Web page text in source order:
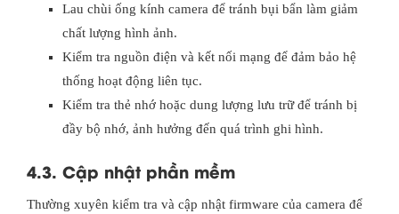
Lau chùi ống kính camera để tránh bụi bẩn làm giảm
chất lượng hình ảnh.
Kiểm tra nguồn điện và kết nối mạng để đảm bảo hệ
thống hoạt động liên tục.
Kiểm tra thẻ nhớ hoặc dung lượng lưu trữ để tránh bị
đầy bộ nhớ, ảnh hưởng đến quá trình ghi hình.
4.3. Cập nhật phần mềm
Thường xuyên kiểm tra và cập nhật firmware của camera để